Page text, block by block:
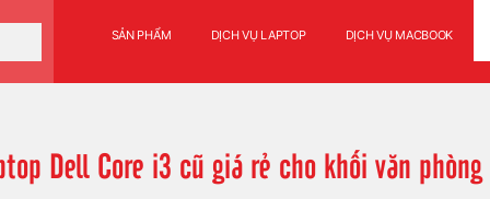
SẢN PHẨM DỊCH VỤ LAPTOP DỊCH VỤ MACBOOK
Dell Core i3 cũ giá rẻ cho khối văn phòng